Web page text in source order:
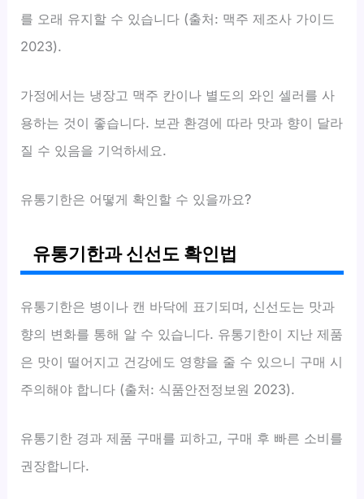
를 오래 유지할 수 있습니다 (출처: 맥주 제조사 가이드
2023).
가정에서는 냉장고 맥주 칸이나 별도의 와인 셀러를 사
용하는 것이 좋습니다. 보관 환경에 따라 맛과 향이 달라
질 수 있음을 기억하세요.
유통기한은 어떻게 확인할 수 있을까요?
유통기한과 신선도 확인법
유통기한은 병이나 캔 바닥에 표기되며, 신선도는 맛과
향의 변화를 통해 알 수 있습니다. 유통기한이 지난 제품
은 맛이 떨어지고 건강에도 영향을 줄 수 있으니 구매 시
주의해야 합니다 (출처: 식품안전정보원 2023).
유통기한 경과 제품 구매를 피하고, 구매 후 빠른 소비를
권장합니다.